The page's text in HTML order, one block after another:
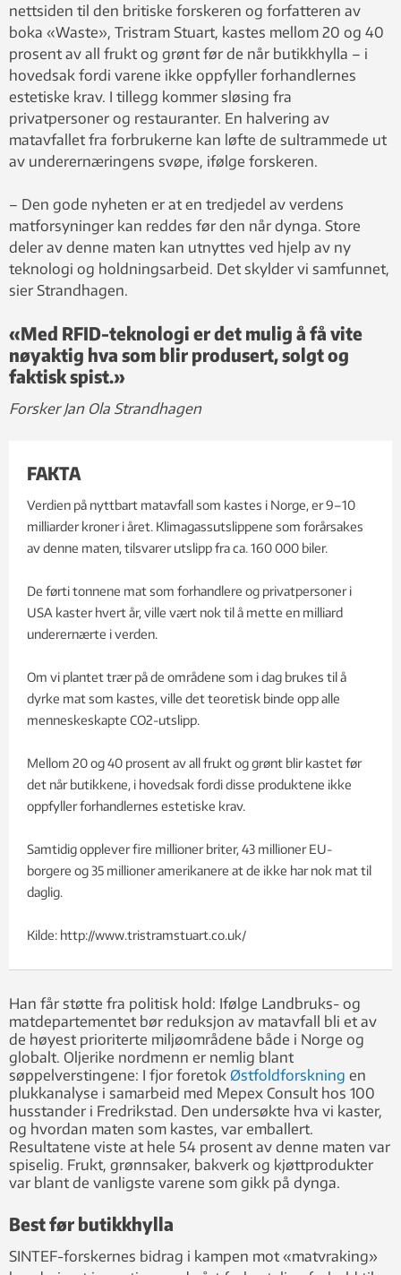
nettsiden til den britiske forskeren og forfatteren av
boka «Waste», Tristram Stuart, kastes mellom 20 og 40
prosent av all frukt og grønt før de når butikkhylla – i
hovedsak fordi varene ikke oppfyller forhandlernes
estetiske krav. I tillegg kommer sløsing fra
privatpersoner og restauranter. En halvering av
matavfallet fra forbrukerne kan løfte de sultrammede ut
av underernæringens svøpe, ifølge forskeren.
– Den gode nyheten er at en tredjedel av verdens
matforsyninger kan reddes før den når dynga. Store
deler av denne maten kan utnyttes ved hjelp av ny
teknologi og holdningsarbeid. Det skylder vi samfunnet,
sier Strandhagen.
«Med RFID-teknologi er det mulig å få vite
nøyaktig hva som blir produsert, solgt og
faktisk spist.»
Forsker Jan Ola Strandhagen
FAKTA
Verdien på nyttbart matavfall som kastes i Norge, er 9–10
milliarder kroner i året. Klimagassutslippene som forårsakes
av denne maten, tilsvarer utslipp fra ca. 160 000 biler.
De førti tonnene mat som forhandlere og privatpersoner i
USA kaster hvert år, ville vært nok til å mette en milliard
underernærte i verden.
Om vi plantet trær på de områdene som i dag brukes til å
dyrke mat som kastes, ville det teoretisk binde opp alle
menneskeskapte CO2-utslipp.
Mellom 20 og 40 prosent av all frukt og grønt blir kastet før
det når butikkene, i hovedsak fordi disse produktene ikke
oppfyller forhandlernes estetiske krav.
Samtidig opplever fire millioner briter, 43 millioner EU-
borgere og 35 millioner amerikanere at de ikke har nok mat til
daglig.
Kilde: http://www.tristramstuart.co.uk/
Han får støtte fra politisk hold: Ifølge Landbruks- og
matdepartementet bør reduksjon av matavfall bli et av
de høyest prioriterte miljøområdene både i Norge og
globalt. Oljerike nordmenn er nemlig blant
søppelverstingene: I fjor foretok Østfoldforskning en
plukkanalyse i samarbeid med Mepex Consult hos 100
husstander i Fredrikstad. Den undersøkte hva vi kaster,
og hvordan maten som kastes, var emballert.
Resultatene viste at hele 54 prosent av denne maten var
spiselig. Frukt, grønnsaker, bakverk og kjøttprodukter
var blant de vanligste varene som gikk på dynga.
Best før butikkhylla
SINTEF-forskernes bidrag i kampen mot «matvraking»